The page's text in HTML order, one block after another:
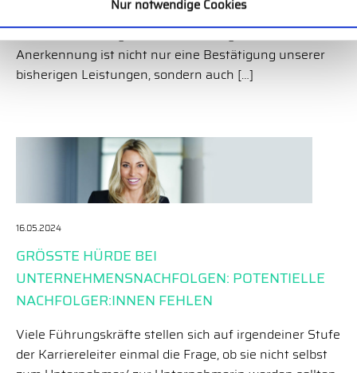
Nur notwendige Cookies
unseren Kunden exzellente Dienstleistungen zu
bieten. Bedeutung der Auszeichnung Diese
Anerkennung ist nicht nur eine Bestätigung unserer
bisherigen Leistungen, sondern auch […]
16.05.2024
GRÖSSTE HÜRDE BEI U
NTERNEHMENSNACHFOLGEN: POTENTIELLE N
ACHFOLGER:INNEN FEHLEN
Viele Führungskräfte stellen sich auf irgendeiner Stufe
der Karriereleiter einmal die Frage, ob sie nicht selbst